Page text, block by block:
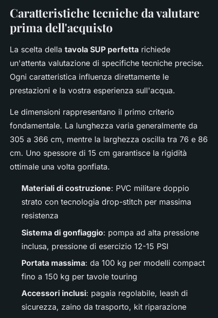
Caratteristiche tecniche da valutare
prima dell'acquisto
La scelta della tavola SUP perfetta richiede
un'attenta valutazione di specifiche tecniche precise.
Ogni caratteristica influenza direttamente le
prestazioni e la vostra esperienza sull'acqua.
Le dimensioni rappresentano il primo criterio
fondamentale. La lunghezza varia generalmente da
305 a 366 cm, mentre la larghezza oscilla tra 76 e 86
cm. Uno spessore di 15 cm garantisce la rigidità
ottimale una volta gonfiata.
Materiali di costruzione: PVC militare doppio
strato con tecnologia drop-stitch per massima
resistenza
Sistema di gonfiaggio: pompa ad alta pressione
inclusa, pressione di esercizio 12-15 PSI
Portata massima: da 100 kg per modelli compact
fino a 150 kg per tavole touring
Accessori inclusi: pagaia regolabile, leash di
sicurezza, zaino da trasporto, kit riparazione